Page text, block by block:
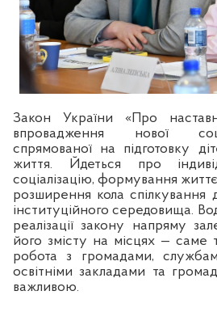
Закон України «Про
впровадження нової
спрямованої на підготовку
життя. Йдеться про
соціалізацію, формування
розширення кола
інституційного середовища.
реалізації закону напряму
його змісту на місцях — саме
робота з громадами,
освітніми закладами та
важливою.